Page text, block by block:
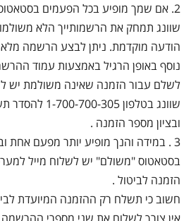
2. אם שמך מופיע בכל הפעמים
הודעה מוקדמת. ניתן לבצע הרשמה
נוסף באופן הרגיל באמצעות עמוד
לשלם עבור הזמנה שאינה משולמת יש
ובציון מספר הזמנה .
3 . במידה והנך מופיע יותר מפעם אחת
בסטאטוס "משולם" יש לשלוח מייל
הזמנה לביטול .
חשוב כי תשלח רק ההזמנה המיועדת